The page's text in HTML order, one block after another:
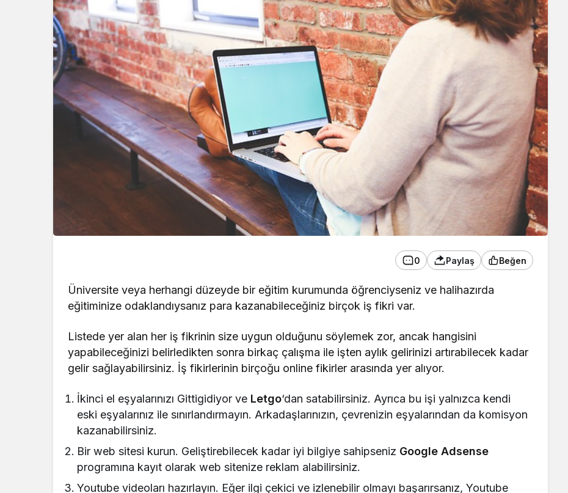
0 Paylaş Beğen
Üniversite veya herhangi düzeyde bir eğitim kurumunda öğrenciyseniz ve halihazırda
eğitiminize odaklandıysanız para kazanabileceğiniz birçok iş fikri var.
Listede yer alan her iş fikrinin size uygun olduğunu söylemek zor, ancak hangisini
yapabileceğinizi belirledikten sonra birkaç çalışma ile işten aylık gelirinizi artırabilecek kadar
gelir sağlayabilirsiniz. İş fikirlerinin birçoğu online fikirler arasında yer alıyor.
İkinci el eşyalarınızı Gittigidiyor ve Letgo‘dan satabilirsiniz. Ayrıca bu işi yalnızca kendi
eski eşyalarınız ile sınırlandırmayın. Arkadaşlarınızın, çevrenizin eşyalarından da komisyon
kazanabilirsiniz.
Bir web sitesi kurun. Geliştirebilecek kadar iyi bilgiye sahipseniz Google Adsense
programına kayıt olarak web sitenize reklam alabilirsiniz.
Youtube videoları hazırlayın. Eğer ilgi çekici ve izlenebilir olmayı başarırsanız, Youtube